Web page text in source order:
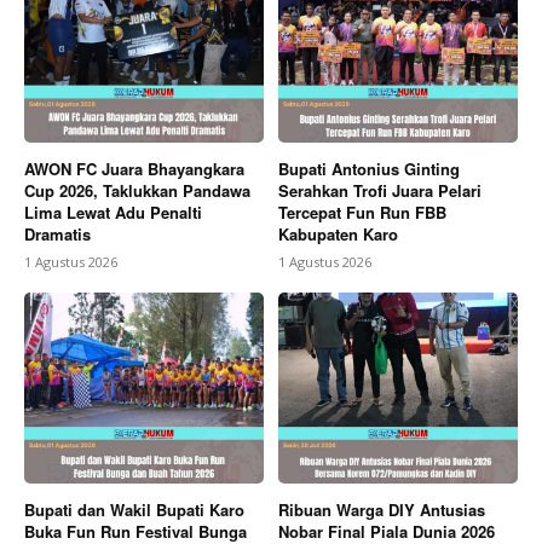
AWON FC Juara Bhayangkara
Cup 2026, Taklukkan Pandawa
Lima Lewat Adu Penalti
Dramatis
1 Agustus 2026
Bupati Antonius Ginting
Serahkan Trofi Juara Pelari
Tercepat Fun Run FBB
Kabupaten Karo
1 Agustus 2026
Bupati dan Wakil Bupati Karo
Buka Fun Run Festival Bunga
Ribuan Warga DIY Antusias
Nobar Final Piala Dunia 2026